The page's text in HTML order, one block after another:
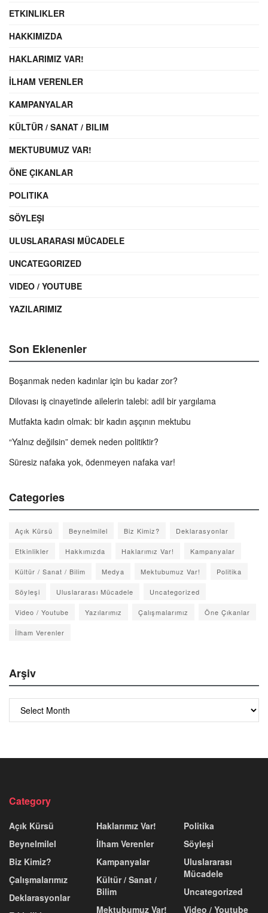
ETKINLIKLER
HAKKIMIZDA
HAKLARIMIZ VAR!
İLHAM VERENLER
KAMPANYALAR
KÜLTÜR / SANAT / BILIM
MEKTUBUMUZ VAR!
ÖNE ÇIKANLAR
POLITIKA
SÖYLEŞI
ULUSLARARASI MÜCADELE
UNCATEGORIZED
VIDEO / YOUTUBE
YAZILARIMIZ
Son Eklenenler
Boşanmak neden kadınlar için bu kadar zor?
Dilovası iş cinayetinde ailelerin talebi: adil bir yargılama
Mutfakta kadın olmak: bir kadın aşçının mektubu
“Yalnız değilsin” demek neden politiktir?
Süresiz nafaka yok, ödenmeyen nafaka var!
Categories
Açık Kürsü Beynelmilel Biz Kimiz? Deklarasyonlar
Etkinlikler Hakkımızda Haklarımız Var! Kampanyalar
Kültür / Sanat / Bilim Medya Mektubumuz Var! Politika
Söyleşi Uluslararası Mücadele Uncategorized
Video / Youtube Yazılarımız Çalışmalarımız Öne Çıkanlar
İlham Verenler
Arşiv
Category
Açık Kürsü
Beynelmilel
Biz Kimiz?
Çalışmalarımız
Deklarasyonlar
Haklarımız Var!
İlham Verenler
Kampanyalar
Kültür / Sanat /
Bilim
Mektubumuz Var!
Politika
Söyleşi
Uluslararası
Mücadele
Uncategorized
Video / Youtube